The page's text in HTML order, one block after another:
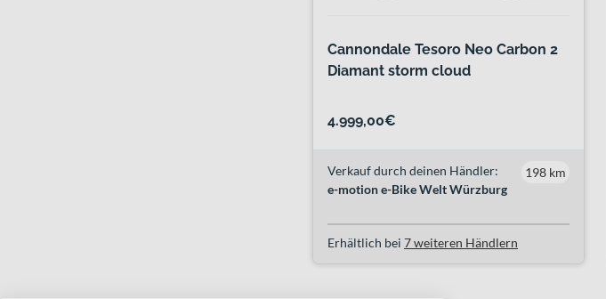
Cannondale Tesoro Neo Carbon 2
Diamant storm cloud
4.999,00€
Verkauf durch deinen Händler:
e-motion e-Bike Welt Würzburg
198 km
Erhältlich bei 7 weiteren Händlern